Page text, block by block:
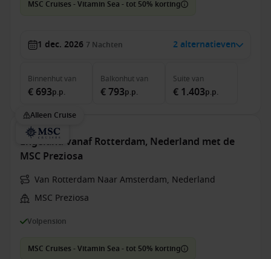
MSC Cruises - Vitamin Sea - tot 50% korting
1 dec. 2026 7 Nachten 2 alternatieven
Binnenhutvan
€ 693p.p.
Balkonhutvan
€ 793p.p.
Suite van
€ 1.403p.p.
Alleen Cruise
Engeland vanaf Rotterdam, Nederland met de
MSC Preziosa
Van Rotterdam Naar Amsterdam, Nederland
MSC Preziosa
Volpension
MSC Cruises - Vitamin Sea - tot 50% korting